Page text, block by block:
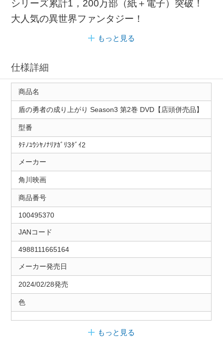
シリーズ累計1，200万部（紙＋電子）突破！
大人気の異世界ファンタジー！
もっと見る
仕様詳細
商品名
盾の勇者の成り上がり Season3 第2巻 DVD【店頭併売品】
型番
ﾀﾃﾉﾕｳｼﾔﾉﾅﾘｱｶﾞﾘ3ﾀﾞｲ2
メーカー
角川映画
商品番号
100495370
JANコード
4988111665164
メーカー発売日
2024/02/28発売
色
もっと見る